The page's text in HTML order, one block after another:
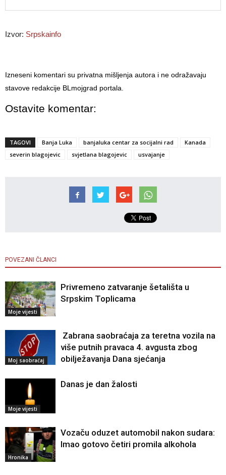
Izvor: Srpskainfo
Izneseni komentari su privatna mišljenja autora i ne odražavaju
stavove redakcije BLmojgrad portala.
Ostavite komentar:
TAGOVI Banja Luka banjaluka centar za socijalni rad
Kanada
severin blagojevic
svjetlana blagojevic usvajanje
POVEZANI ČLANCI
Moje vijesti
Privremeno zatvaranje šetališta u
Srpskim Toplicama
Moj saobraćaj
Zabrana saobraćaja za teretna vozila na
više putnih pravaca 4. avgusta zbog
obilježavanja Dana sjećanja
Moje vijesti
Danas je dan žalosti
Hronika
Vozaču oduzet automobil nakon sudara:
Imao gotovo četiri promila alkohola